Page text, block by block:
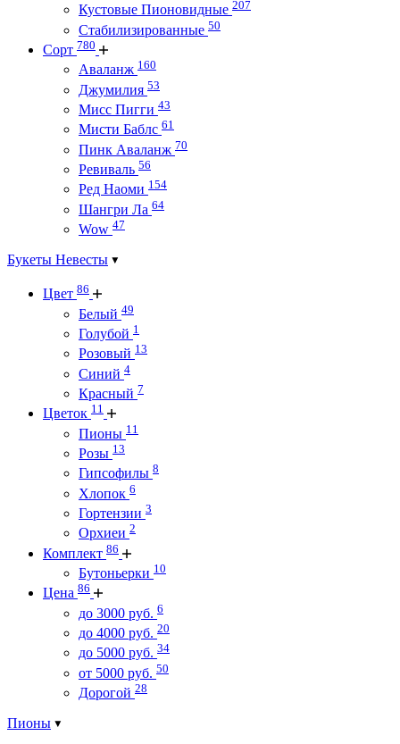
Кустовые Пионовидные 207
Стабилизированные 50
Сорт 780
Аваланж 160
Джумилия 53
Мисс Пигги 43
Мисти Баблс 61
Пинк Аваланж 70
Ревиваль 56
Ред Наоми 154
Шангри Ла 64
Wow 47
Букеты Невесты
Цвет 86
Белый 49
Голубой 1
Розовый 13
Синий 4
Красный 7
Цветок 11
Пионы 11
Розы 13
Гипсофилы 8
Хлопок 6
Гортензии 3
Орхиеи 2
Комплект 86
Бутоньерки 10
Цена 86
до 3000 руб. 6
до 4000 руб. 20
до 5000 руб. 34
от 5000 руб. 50
Дорогой 28
Пионы